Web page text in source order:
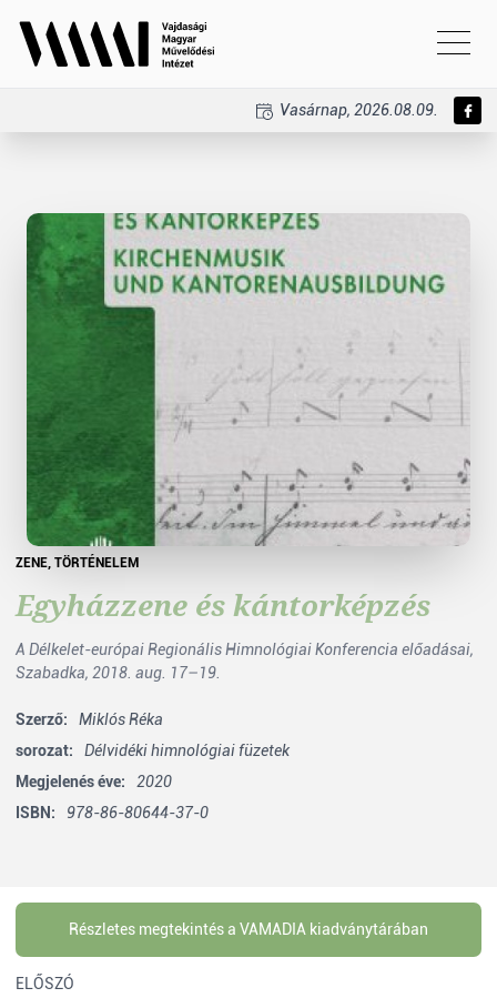
Vasárnap, 2026.08.09.
ZENE, TÖRTÉNELEM
Egyházzene és kántorképzés
A Délkelet-európai Regionális Himnológiai Konferencia előadásai,
Szabadka, 2018. aug. 17–19.
Szerző:
Miklós Réka
sorozat:
Délvidéki himnológiai füzetek
Megjelenés éve:
2020
ISBN:
978-86-80644-37-0
Részletes megtekintés a VAMADIA kiadványtárában
ELŐSZÓ